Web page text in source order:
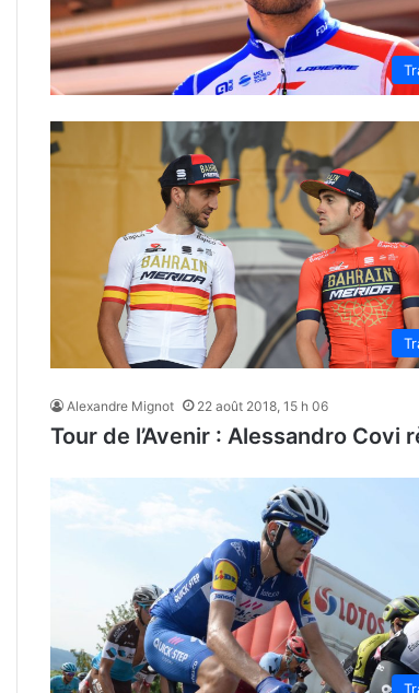
Alexandre Mignot 22 août 2018, 15 h 06
Tour de l’Avenir : Alessandro Covi